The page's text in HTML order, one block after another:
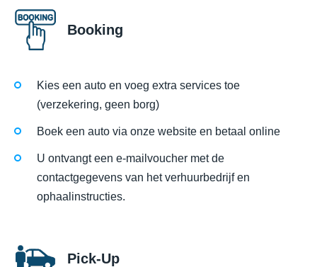
Booking
Kies een auto en voeg extra services toe
(verzekering, geen borg)
Boek een auto via onze website en betaal online
U ontvangt een e-mailvoucher met de
contactgegevens van het verhuurbedrijf en
ophaalinstructies.
Pick-Up